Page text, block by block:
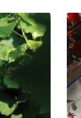
charme van